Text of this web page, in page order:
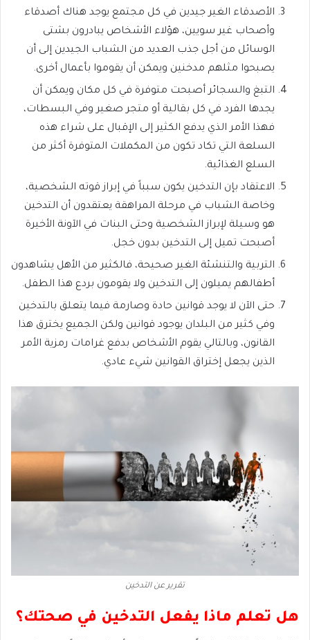
الأصدقاء الغير جيدين في كل مجتمع يوجد هناك أصدقاء
وأصحاب غير سويين، هؤلاء الأشخاص يبادرون بشتى
الوسائل من أجل جذب العديد من الشباب الجيدين إلى أن
يصبحوا مثلهم مدخنين ويمكن أن يقوموا بأعمال أخرى.
التبغ والسجائر أصبحت متوفرة في كل مكان ويمكن أن
يجدها الفرد في كل بقالية أو متجر صغير وفي البسطات،
فهذا الأمر الذي يدفع الكثير إلى الإقبال على شراء هذه
السلعة التي تكاد تكون من المكملات المتوفرة أكثر من
السلع الغذائية.
الاعتقاد بإن التدخين يكون سبباً في إبراز قوته الشخصية،
وخاصة الشباب في مرحلة المراهقة يعتقدون أن التدخين
هو وسيلة لإبراز الشخصية وحتى البنات في الآونة الأخيرة
أصبحت تميل إلى التدخين بدون خجل.
التربية والتنشئة الغير صحيحة، فالكثير من الأهل يشاهدون
أطفالهم يميلون إلى التدخين ولا يقومون بردع هذا الطفل.
حتى الآن لا يوجد قوانين حادة وصارمة فيما يتعلق بالتدخين
وفي كثير من البلدان يوجود قوانين ولكن الجميع يخترق هذا
القانون، وبالتالي يقوم الأشخاص بدفع غرامات رمزية الأمر
الذين يجعل إختراق القوانين شيء عادي.
تقرير عن التدخين
هل تعلم ماذا يفعل التدخين في صحتك؟